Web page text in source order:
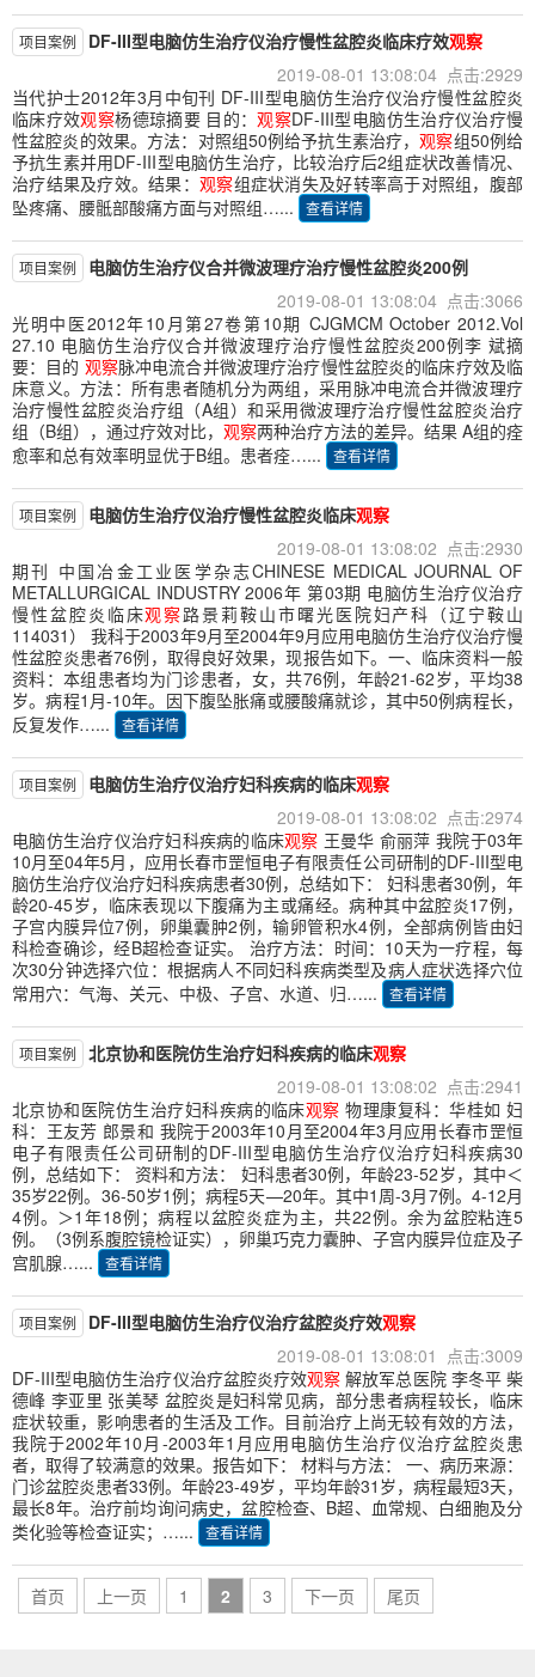
项目案例 DF-III型电脑仿生治疗仪治疗慢性盆腔炎临床疗效观察
2019-08-01 13:08:04 点击:2929
当代护士2012年3月中旬刊 DF-III型电脑仿生治疗仪治疗慢性盆腔炎
临床疗效观察杨德琼摘要 目的：观察DF-III型电脑仿生治疗仪治疗慢
性盆腔炎的效果。方法：对照组50例给予抗生素治疗，观察组50例给
予抗生素并用DF-III型电脑仿生治疗，比较治疗后2组症状改善情况、
治疗结果及疗效。结果：观察组症状消失及好转率高于对照组，腹部
坠疼痛、腰骶部酸痛方面与对照组…...
查看详情
项目案例
电脑仿生治疗仪合并微波理疗治疗慢性盆腔炎200例
2019-08-01 13:08:04 点击:3066
光明中医2012年10月第27卷第10期 CJGMCM October 2012.Vol
27.10 电脑仿生治疗仪合并微波理疗治疗慢性盆腔炎200例李 斌摘
要：目的 观察脉冲电流合并微波理疗治疗慢性盆腔炎的临床疗效及临
床意义。方法：所有患者随机分为两组，采用脉冲电流合并微波理疗
治疗慢性盆腔炎治疗组（A组）和采用微波理疗治疗慢性盆腔炎治疗
组（B组），通过疗效对比， 观察两种治疗方法的差异。结果 A组的痊
愈率和总有效率明显优于B组。患者痊…...
查看详情
项目案例 电脑仿生治疗仪治疗慢性盆腔炎临床观察
2019-08-01 13:08:02 点击:2930
期刊 中国冶金工业医学杂志CHINESE MEDICAL JOURNAL OF
METALLURGICAL INDUSTRY 2006年 第03期 电脑仿生治疗仪治疗
慢性盆腔炎临床观察路景莉鞍山市曙光医院妇产科（辽宁鞍山
114031） 我科于2003年9月至2004年9月应用电脑仿生治疗仪治疗慢
性盆腔炎患者76例，取得良好效果，现报告如下。一、临床资料一般
资料：本组患者均为门诊患者，女，共76例，年龄21-62岁，平均38
岁。病程1月-10年。因下腹坠胀痛或腰酸痛就诊，其中50例病程长，
反复发作…...
查看详情
项目案例 电脑仿生治疗仪治疗妇科疾病的临床观察
2019-08-01 13:08:02 点击:2974
电脑仿生治疗仪治疗妇科疾病的临床观察 王曼华 俞丽萍 我院于03年
10月至04年5月，应用长春市罡恒电子有限责任公司研制的DF-III型电
脑仿生治疗仪治疗妇科疾病患者30例，总结如下： 妇科患者30例，年
龄20-45岁，临床表现以下腹痛为主或痛经。病种其中盆腔炎17例，
子宫内膜异位7例，卵巢囊肿2例，输卵管积水4例，全部病例皆由妇
科检查确诊，经B超检查证实。 治疗方法：时间：10天为一疗程，每
次30分钟选择穴位：根据病人不同妇科疾病类型及病人症状选择穴位
常用穴：气海、关元、中极、子宫、水道、归…...
查看详情
项目案例 北京协和医院仿生治疗妇科疾病的临床观察
2019-08-01 13:08:02 点击:2941
北京协和医院仿生治疗妇科疾病的临床观察 物理康复科：华桂如 妇
科：王友芳 郎景和 我院于2003年10月至2004年3月应用长春市罡恒
电子有限责任公司研制的DF-III型电脑仿生治疗仪治疗妇科疾病30
例，总结如下： 资料和方法： 妇科患者30例，年龄23-52岁，其中＜
35岁22例。36-50岁1例；病程5天—20年。其中1周-3月7例。4-12月
4例。＞1年18例；病程以盆腔炎症为主，共22例。余为盆腔粘连5
例。（3例系腹腔镜检证实），卵巢巧克力囊肿、子宫内膜异位症及子
宫肌腺…...
查看详情
项目案例 DF-III型电脑仿生治疗仪治疗盆腔炎疗效观察
2019-08-01 13:08:01 点击:3009
DF-III型电脑仿生治疗仪治疗盆腔炎疗效观察 解放军总医院 李冬平 柴
德峰 李亚里 张美琴 盆腔炎是妇科常见病，部分患者病程较长，临床
症状较重，影响患者的生活及工作。目前治疗上尚无较有效的方法，
我院于2002年10月-2003年1月应用电脑仿生治疗仪治疗盆腔炎患
者，取得了较满意的效果。报告如下： 材料与方法： 一、病历来源：
门诊盆腔炎患者33例。年龄23-49岁，平均年龄31岁，病程最短3天，
最长8年。治疗前均询问病史，盆腔检查、B超、血常规、白细胞及分
类化验等检查证实；…...
查看详情
首页 上一页 1 2 3 下一页 尾页